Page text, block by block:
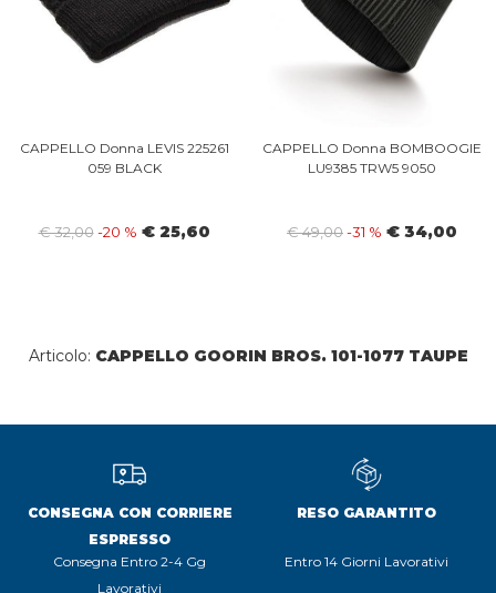
CAPPELLO Donna LEVIS 225261
059 BLACK
€ 32,00-20 % € 25,60
CAPPELLO Donna BOMBOOGIE
LU9385 TRW5 9050
€ 49,00-31 % € 34,00
Articolo: CAPPELLO GOORIN BROS. 101-1077 TAUPE
CONSEGNA CON CORRIERE
ESPRESSO
Consegna Entro 2-4 Gg
Lavorativi
RESO GARANTITO
Entro 14 Giorni Lavorativi